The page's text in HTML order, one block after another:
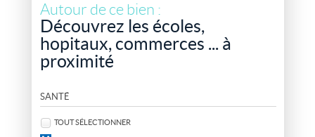
Autour de ce bien :
Découvrez les écoles,
hopitaux, commerces ... à
proximité
SANTÉ
TOUT SÉLECTIONNER